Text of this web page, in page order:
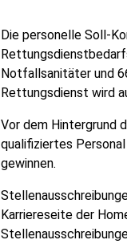
Die personelle Soll-
Notfallsanitäter und
Rettungsdienst wird
Vor dem Hintergrund
qualifiziertes
gewinnen.
Karriereseite der